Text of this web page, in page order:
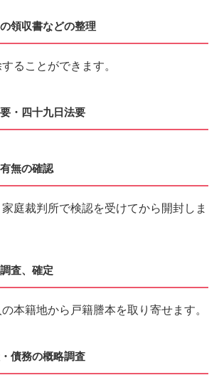
領収書などの整理
ることができます。
・四十九日法要
無の確認
庭裁判所で検認を受けてから開封しま
査、確定
本籍地から戸籍謄本を取り寄せます。
債務の概略調査